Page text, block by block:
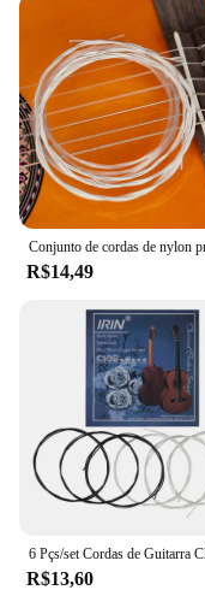
R$14,49
R$13,60